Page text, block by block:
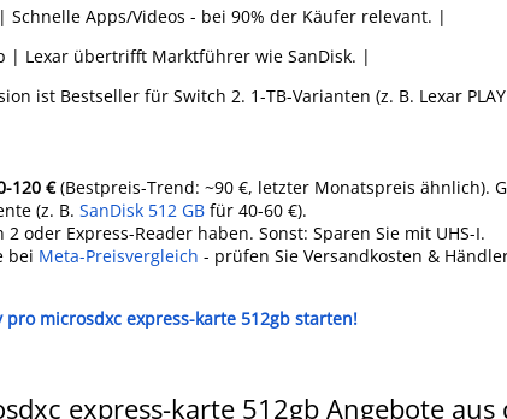
Schnelle Apps/Videos - bei 90% der Käufer relevant. |
| Lexar übertrifft Marktführer wie SanDisk. |
ist Bestseller für Switch 2. 1-TB-Varianten (z. B. Lexar
120 €(Bestpreis-Trend: ~90 €, letzter Monatspreis ähnlich).
(z. B. SanDisk 512 GB für 40-60 €).
2 oder Express-Reader haben. Sonst: Sparen Sie mit UHS-I.
bei Meta-Preisvergleich - prüfen Sie Versandkosten &
pro microsdxc express-karte 512gb starten!
express-karte 512gb Angebote